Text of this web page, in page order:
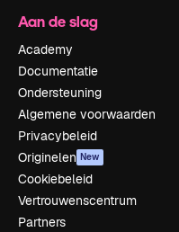
Aan de slag
Academy
Documentatie
Ondersteuning
Algemene voorwaarden
Privacybeleid
Originelen New
Cookiebeleid
Vertrouwenscentrum
Partners